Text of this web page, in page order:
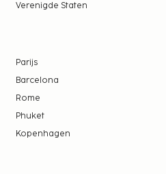
Verenigde Staten
Parijs
Barcelona
Rome
Phuket
Kopenhagen